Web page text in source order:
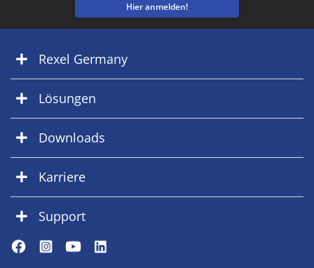
Hier anmelden!
Rexel Germany
Lösungen
Downloads
Karriere
Support